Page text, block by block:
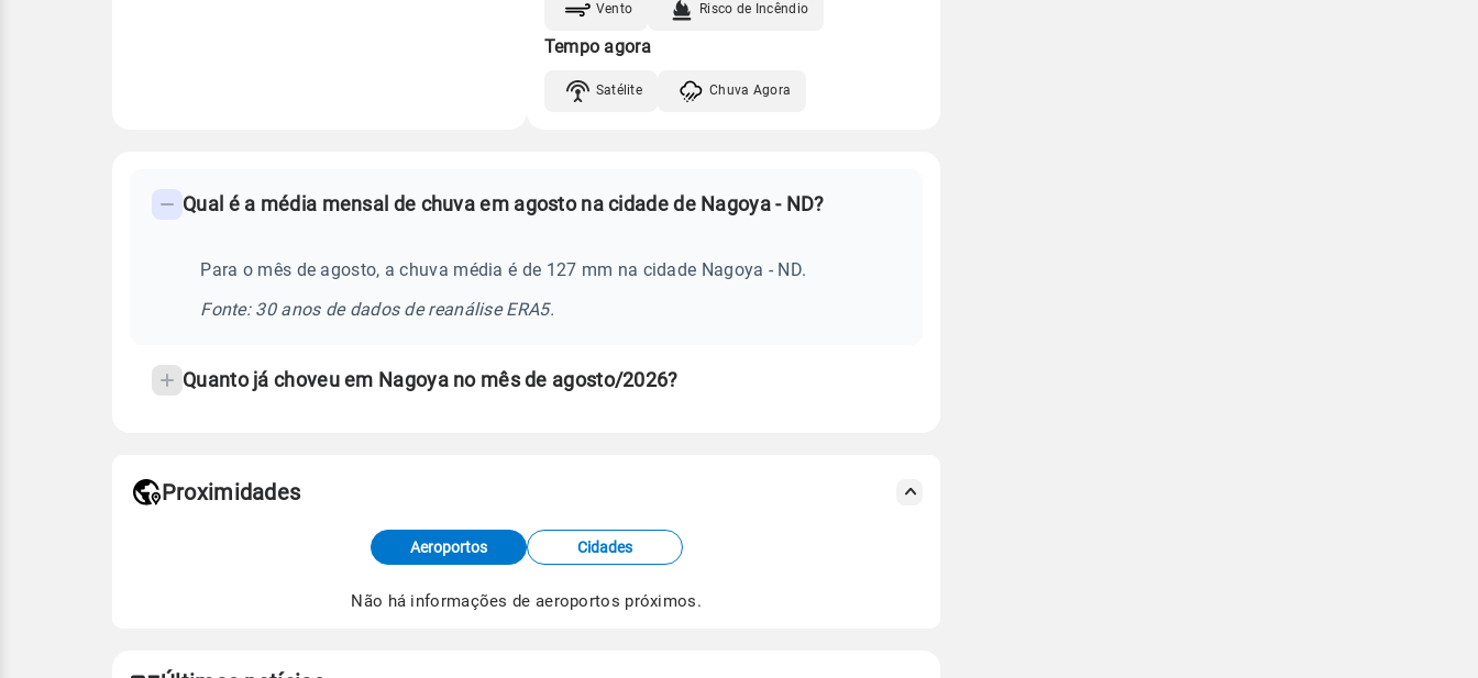
Vento Risco de Incêndio
Tempo agora
Satélite Chuva Agora
frequentes
temperatura
Qual é a média mensal de chuva em agosto na cidade de Nagoya - ND?
Para o mês de agosto, a chuva média é de 127 mm na cidade Nagoya - ND.
Fonte: 30 anos de dados de reanálise ERA5.
Quanto já choveu em Nagoya no mês de agosto/2026?
de Tempo e Estudos Climáticos (CPTEC).
Proximidades
Aeroportos Cidades
Não há informações de aeroportos próximos.